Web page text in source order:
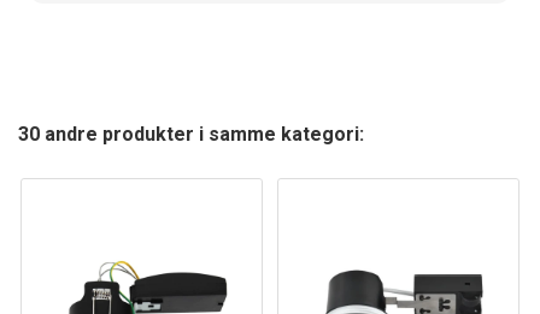
30 andre produkter i samme kategori: